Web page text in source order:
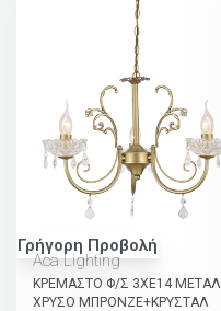
Γρήγορη Προβολή
Aca Lighting
ΚΡΕΜΑΣΤΟ Φ/Σ 3ΧΕ14 ΜΕΤΑΛ
ΧΡΥΣΟ ΜΠΡΟΝΖΕ+ΚΡΥΣΤΑΛ